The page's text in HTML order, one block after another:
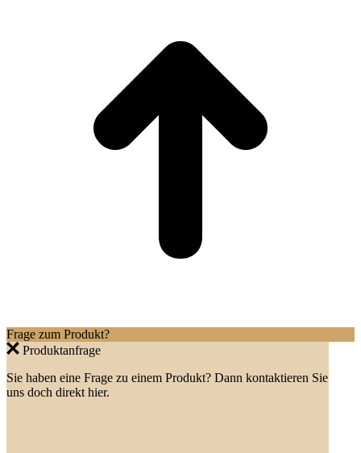
Frage zum Produkt?
Produktanfrage
Sie haben eine Frage zu einem Produkt? Dann kontaktieren Sie
uns doch direkt hier.